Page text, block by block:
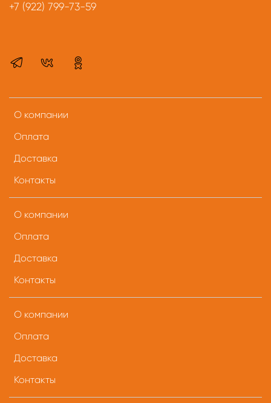
О компании
Оплата
Доставка
Контакты
О компании
Оплата
Доставка
Контакты
О компании
Оплата
Доставка
Контакты
+7 (922) 799-73-59